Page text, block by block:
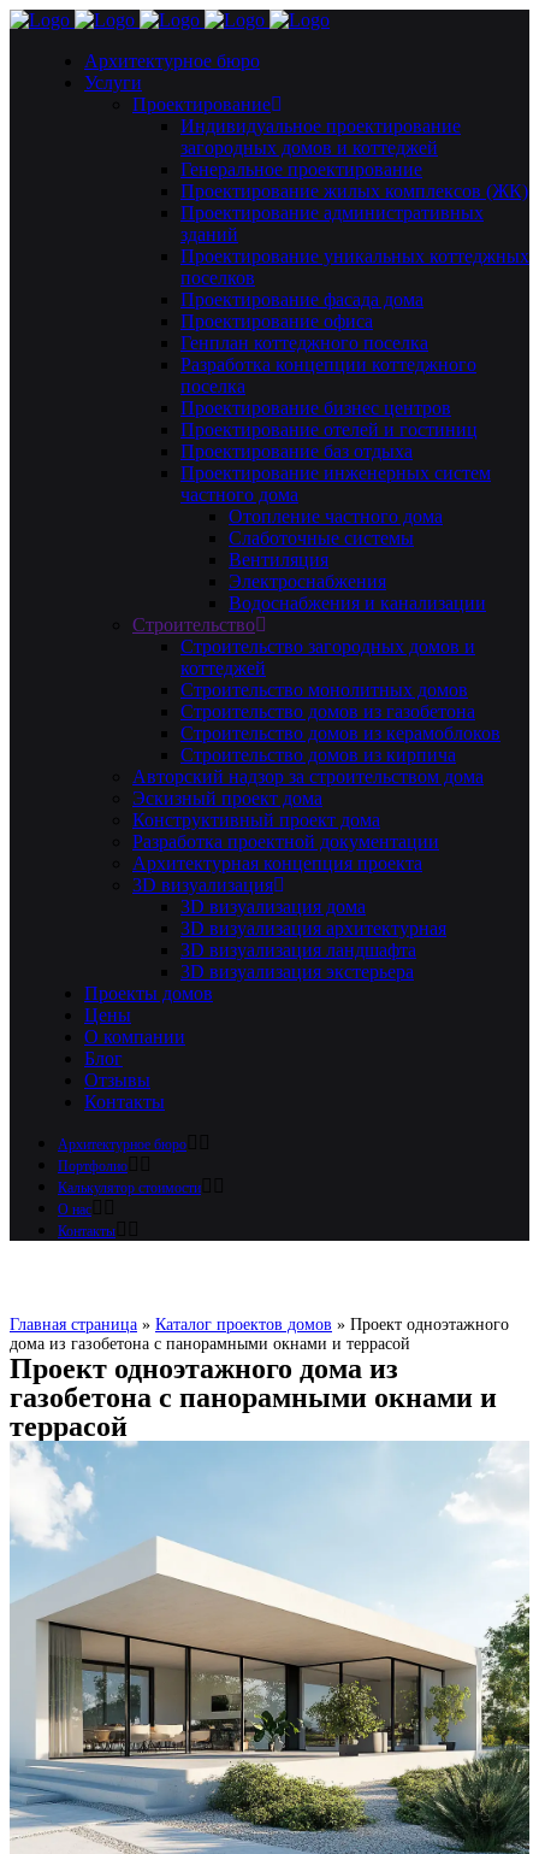
Архитектурное бюро
Услуги
Проектирование
Индивидуальное проектирование
загородных домов и коттеджей
Генеральное проектирование
Проектирование жилых комплексов (ЖК)
Проектирование административных
зданий
Проектирование уникальных коттеджных
поселков
Проектирование фасада дома
Проектирование офиса
Генплан коттеджного поселка
Разработка концепции коттеджного
поселка
Проектирование бизнес центров
Проектирование отелей и гостиниц
Проектирование баз отдыха
Проектирование инженерных систем
частного дома
Отопление частного дома
Слаботочные системы
Вентиляция
Электроснабжения
Водоснабжения и канализации
Строительство
Строительство загородных домов и
коттеджей
Строительство монолитных домов
Строительство домов из газобетона
Строительство домов из керамоблоков
Строительство домов из кирпича
Авторский надзор за строительством дома
Эскизный проект дома
Конструктивный проект дома
Разработка проектной документации
Архитектурная концепция проекта
3D визуализация
3D визуализация дома
3D визуализация архитектурная
3D визуализация ландшафта
3D визуализация экстерьера
Проекты домов
Цены
О компании
Блог
Отзывы
Контакты
Архитектурное бюро
Портфолио
Калькулятор стоимости
О нас
Контакты
Главная страница » Каталог проектов домов » Проект одноэтажного
дома из газобетона с панорамными окнами​ и террасой
Проект одноэтажного дома из
газобетона с панорамными окнами и
террасой